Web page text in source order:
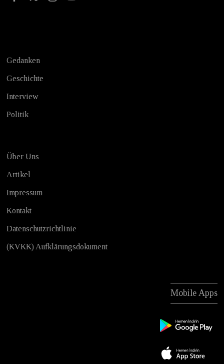
Gedanken
Geschichte
Interview
Politik
Über Uns
Artikel
Impressum
Kontakt
Datenschutzrichtlinie
(KVKK) Aufklärungsdokument
Mobile Apps